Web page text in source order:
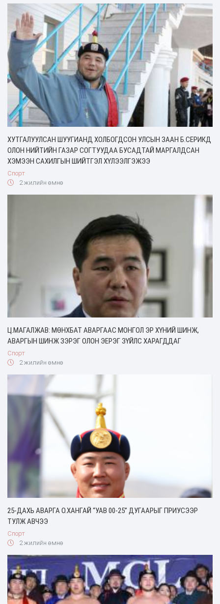
ХУТГАЛУУЛСАН ШУУГИАНД ХОЛБОГДСОН УЛСЫН ЗААН Б.СЕРИКД
ОЛОН НИЙТИЙН ГАЗАР СОГТУУДАА БУСАДТАЙ МАРГАЛДСАН
ХЭМЭЭН САХИЛГЫН ШИЙТГЭЛ ХҮЛЭЭЛГЭЖЭЭ
Спорт
2 жилийн өмнө
Ц.МАГАЛЖАВ: МӨНХБАТ АВАРГААС МОНГОЛ ЭР ХҮНИЙ ШИНЖ,
АВАРГЫН ШИНЖ ЗЭРЭГ ОЛОН ЭЕРЭГ ЗҮЙЛС ХАРАГДДАГ
Спорт
2 жилийн өмнө
25-ДАХЬ АВАРГА О.ХАНГАЙ “УАВ 00-25” ДУГААРЫГ ПРИУСЭЭР
ТУЛЖ АВЧЭЭ
Спорт
2 жилийн өмнө